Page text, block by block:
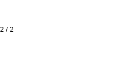
2 / 2